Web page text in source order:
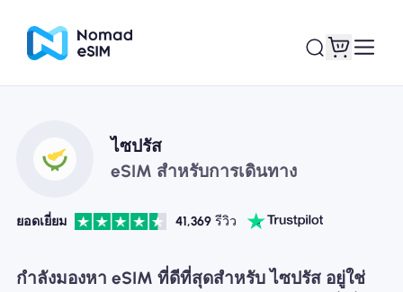
เข้าสู่ระบบ / ลง
ทะเบียน
แผนร้านค้า
ไซปรัส
eSIM สำหรับการเดินทาง
ยอดเยี่ยม 41,369 รีวิว
กำลังมองหา eSIM ที่ดีที่สุดสำหรับ ไซปรัส อยู่ใช่